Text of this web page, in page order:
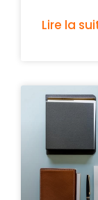
Lire la